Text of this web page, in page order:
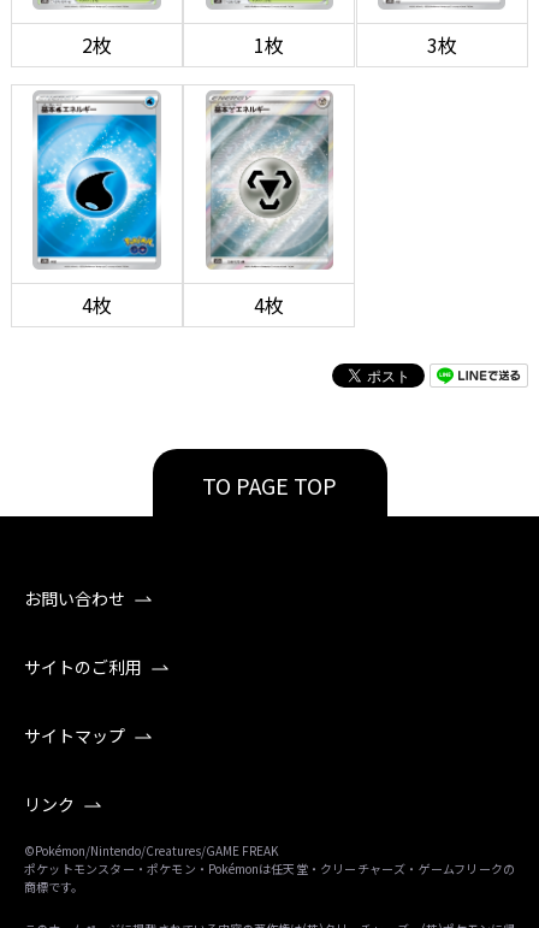
2枚 1枚 3枚
4枚 4枚
TO PAGE TOP
お問い合わせ
サイトのご利用
サイトマップ
リンク
©Pokémon/Nintendo/Creatures/GAME FREAK
ポケットモンスター・ポケモン・Pokémonは任天堂・クリーチャーズ・ゲームフリークの
商標です。